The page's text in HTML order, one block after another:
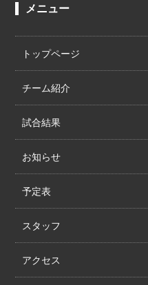
メニュー
トップページ
チーム紹介
試合結果
お知らせ
予定表
スタッフ
アクセス